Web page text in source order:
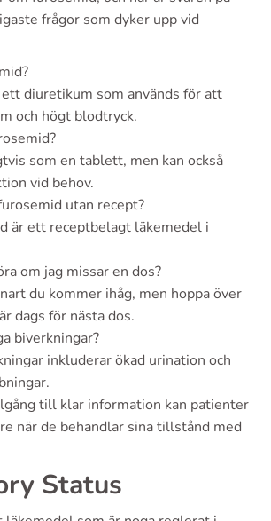
frågor som dyker upp vid
diuretikum som används för att
och högt blodtryck.
som en tablett, men kan också
vid behov.
utan recept?
är ett receptbelagt läkemedel i
om jag missar en dos?
du kommer ihåg, men hoppa över
dags för nästa dos.
biverkningar?
inkluderar ökad urination och
till klar information kan patienter
när de behandlar sina tillstånd med
Status